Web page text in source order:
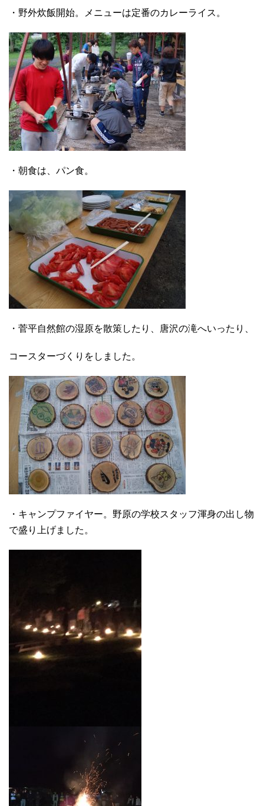
・野外炊飯開始。メニューは定番のカレーライス。
・朝食は、パン食。
・菅平自然館の湿原を散策したり、唐沢の滝へいったり、
コースターづくりをしました。
・キャンプファイヤー。野原の学校スタッフ渾身の出し物
で盛り上げました。